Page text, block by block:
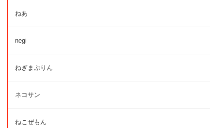
ねあ
negi
ねぎまぷりん
ネコサン
ねこぜもん